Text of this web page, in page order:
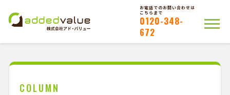
お電話でのお問い合わせは
こちらまで
0120-348-
672
COLUMN